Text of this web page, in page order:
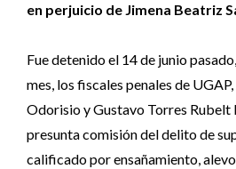
en perjuicio de Jimena Beatriz
Fue detenido el 14 de junio
mes, los fiscales penales de UGAP,
Odorisio y Gustavo Torres Rubelt
presunta comisión del delito de
calificado por ensañamiento,